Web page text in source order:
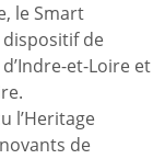
le Smart
de
et-Loire et
l’Heritage
de